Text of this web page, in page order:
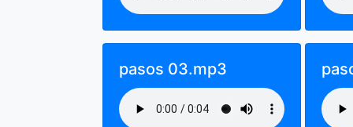
pasos 03.mp3